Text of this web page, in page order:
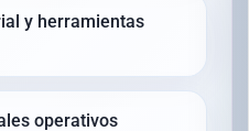
y herramientas
operativos